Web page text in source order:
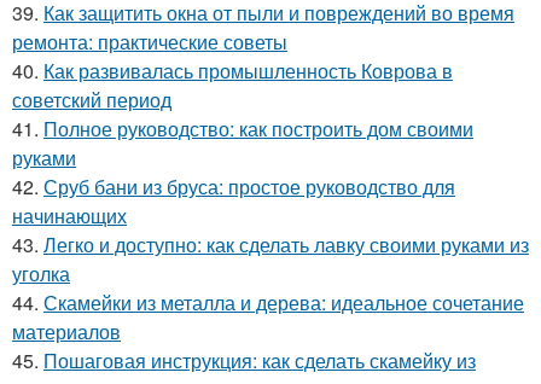
39. Как защитить окна от пыли и повреждений во время
ремонта: практические советы
40. Как развивалась промышленность Коврова в
советский период
41. Полное руководство: как построить дом своими
руками
42. Сруб бани из бруса: простое руководство для
начинающих
43. Легко и доступно: как сделать лавку своими руками из
уголка
44. Скамейки из металла и дерева: идеальное сочетание
материалов
45. Пошаговая инструкция: как сделать скамейку из